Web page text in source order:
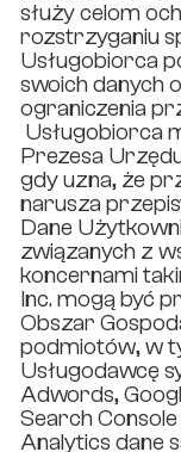
służy celom
rozstrzyganiu
Usługobiorca
swoich danych
ograniczenia
Usługobiorca
Prezesa
gdy uzna, że
narusza
Dane
związanych z
koncernami
Inc. mogą być
Obszar
podmiotów, w
Usługodawcę
Adwords,
Search
Analytics dane